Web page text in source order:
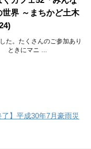
界 ～まちかど土木
た。たくさんのご参加あり
ときにマニ ...
】平成30年7月豪雨災